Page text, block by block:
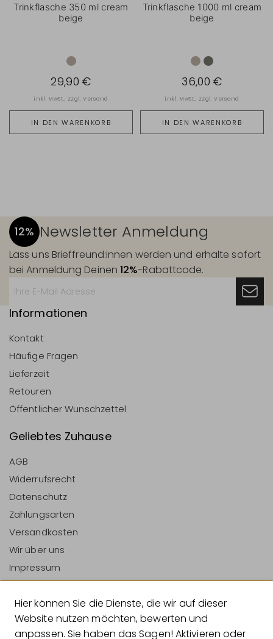
Trinkflasche 350 ml cream
beige
IN DEN WARENKORB
29,90 €
inkl. MwSt., zzgl.Versand
Trinkflasche 1000 ml cream
beige
IN DEN WARENKORB
36,00 €
inkl. MwSt., zzgl.Versand
12% Newsletter Anmeldung
Lass uns Brieffreund:innen werden und erhalte sofort
bei Anmeldung Deinen12%-Rabattcode.
Informationen
Kontakt
Häufige Fragen
Lieferzeit
Retouren
Öffentlicher Wunschzettel
Geliebtes Zuhause
AGB
Widerrufsrecht
Datenschutz
Zahlungsarten
Versandkosten
Wir über uns
Impressum
Vertrag Widerrufen
Zahlungsarten
Hier können Sie die Dienste, die wir auf dieser
Website nutzen möchten, bewerten und
anpassen. Sie haben das Sagen! Aktivieren oder